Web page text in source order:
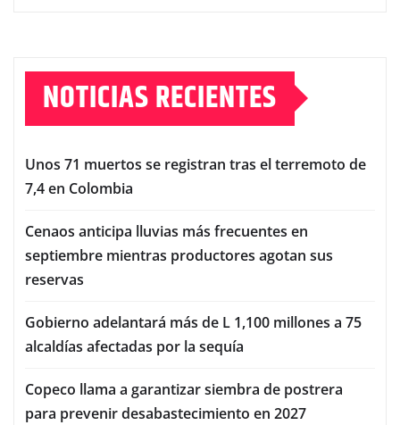
NOTICIAS RECIENTES
Unos 71 muertos se registran tras el terremoto de
7,4 en Colombia
Cenaos anticipa lluvias más frecuentes en
septiembre mientras productores agotan sus
reservas
Gobierno adelantará más de L 1,100 millones a 75
alcaldías afectadas por la sequía
Copeco llama a garantizar siembra de postrera
para prevenir desabastecimiento en 2027